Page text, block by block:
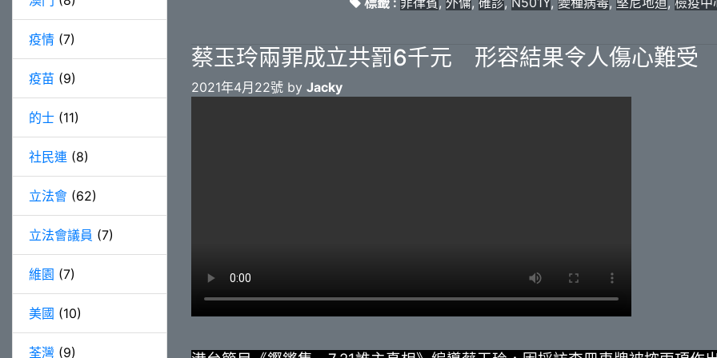
疫情 (7)
疫苗 (9)
的士 (11)
社民連 (8)
立法會 (62)
立法會議員 (7)
維園 (7)
美國 (10)
荃灣 (9)
蔡玉玲兩罪成立共罰6千元 形容結果令人傷心難受
2021年4月22號 by Jacky